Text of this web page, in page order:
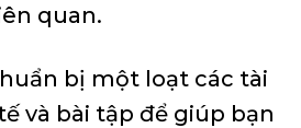
quan.
bị một loạt các tài
và bài tập để giúp bạn